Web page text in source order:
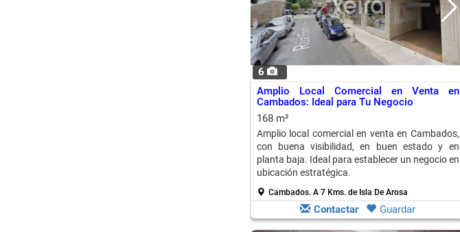
6
Amplio Local Comercial en Venta en
Cambados: Ideal para Tu Negocio
168 m²
Amplio local comercial en venta en Cambados,
con buena visibilidad, en buen estado y en
planta baja. Ideal para establecer un negocio en
ubicación estratégica.
Cambados. A 7 Kms. de Isla De Arosa
Contactar Guardar